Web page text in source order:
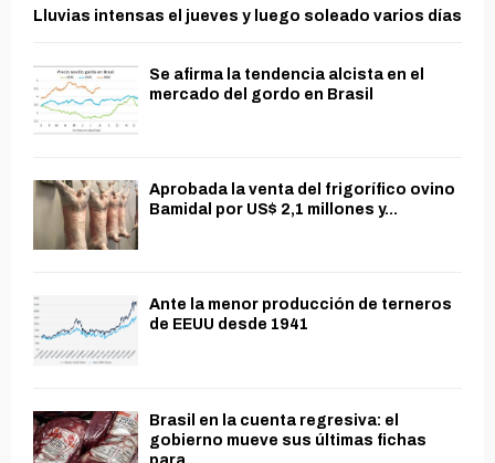
Lluvias intensas el jueves y luego soleado varios días
Se afirma la tendencia alcista en el
mercado del gordo en Brasil
Aprobada la venta del frigorífico ovino
Bamidal por US$ 2,1 millones y...
Ante la menor producción de terneros
de EEUU desde 1941
Brasil en la cuenta regresiva: el
gobierno mueve sus últimas fichas